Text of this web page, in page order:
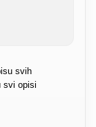
svih
svi opisi